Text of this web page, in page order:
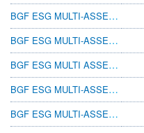
BGF ESG MULTI-ASSET A8 USD H
BGF ESG MULTI-ASSET A2 USD H
BGF ESG MULTI ASSET A10 USD H
BGF ESG MULTI-ASSET E2 USD H
BGF ESG MULTI-ASSET C2 USD H